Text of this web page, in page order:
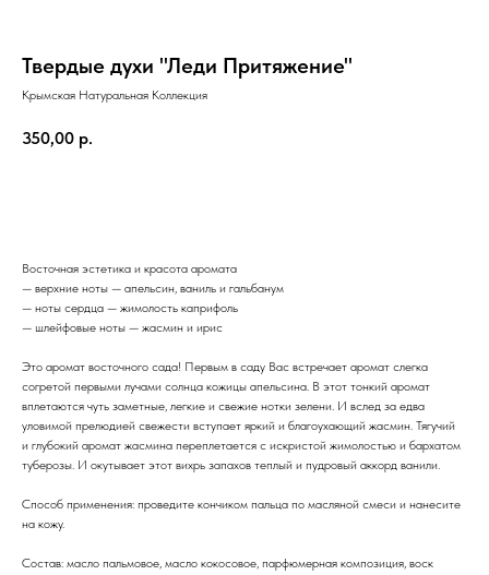
Твердые духи "Леди Притяжение"
Крымская Натуральная Коллекция
350,00 р.
Восточная эстетика и красота аромата
— верхние ноты — апельсин, ваниль и гальбанум
— ноты сердца — жимолость каприфоль
— шлейфовые ноты — жасмин и ирис
Это аромат восточного сада! Первым в саду Вас встречает аромат слегка
согретой первыми лучами солнца кожицы апельсина. В этот тонкий аромат
вплетаются чуть заметные, легкие и свежие нотки зелени. И вслед за едва
уловимой прелюдией свежести вступает яркий и благоухающий жасмин. Тягучий
и глубокий аромат жасмина переплетается с искристой жимолостью и бархатом
туберозы. И окутывает этот вихрь запахов теплый и пудровый аккорд ванили.
Способ применения: проведите кончиком пальца по масляной смеси и нанесите
на кожу.
Состав: масло пальмовое, масло кокосовое, парфюмерная композиция, воск